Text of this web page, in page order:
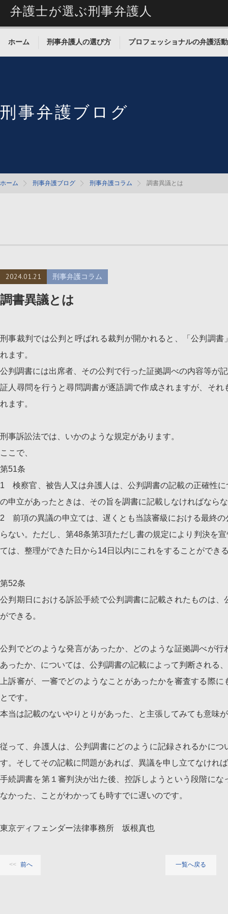
弁護士が選ぶ刑事弁護人
ホーム 刑事弁護人の選び方 プロフェッショナルの弁護活動
刑事弁護ブログ
ホーム 刑事弁護ブログ 刑事弁護コラム 調書異議とは
2024.01.21 刑事弁護コラム
調書異議とは
刑事裁判では公判と呼ばれる裁判が開かれると、「公判調
れます。
公判調書には出席者、その公判で行った証拠調べの内容等が
証人尋問を行うと尋問調書が逐語調で作成されますが、そ
れます。
刑事訴訟法では、いかのような規定があります。
ここで、
第51条
1 検察官、被告人又は弁護人は、公判調書の記載の正確性
の申立があったときは、その旨を調書に記載しなければなら
2 前項の異議の申立ては、遅くとも当該審級における最終
らない。ただし、第48条第3項ただし書の規定により判決を
ては、整理ができた日から14日以内にこれをすることができ
第52条
公判期日における訴訟手続で公判調書に記載されたものは
ができる。
公判でどのような発言があったか、どのような証拠調べが
あったか、については、公判調書の記載によって判断される
上訴審が、一審でどのようなことがあったかを審査する際
とです。
本当は記載のないやりとりがあった、と主張してみても意味
従って、弁護人は、公判調書にどのように記録されるかに
す。そしてその記載に問題があれば、異議を申し立てなけれ
手続調書を第１審判決が出た後、控訴しようという段階に
なかった、ことがわかっても時すでに遅いのです。
東京ディフェンダー法律事務所 坂根真也
前へ 一覧へ戻る